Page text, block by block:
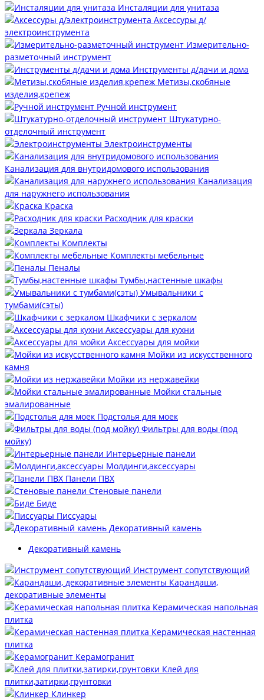
Инсталяции для унитаза
Аксессуры д/
электроинструмента
Измерительно-
разметочный инструмент
Инструменты д/дачи и дома
Метизы,скобяные
изделия,крепеж
Ручной инструмент
Штукатурно-
отделочный инструмент
Электроинструменты
Канализация для внутридомового использования
Канализация
для наружнего использования
Краска
Расходник для краски
Зеркала
Комплекты
Комплекты мебельные
Пеналы
Тумбы,настенные шкафы
Умывальники с
тумбами(сэты)
Шкафчики с зеркалом
Аксессуары для кухни
Аксессуары для мойки
Мойки из искусственного
камня
Мойки из нержавейки
Мойки стальные
эмалированные
Подстолья для моек
Фильтры для воды (под
мойку)
Интерьерные панели
Молдинги,аксессуары
Панели ПВХ
Стеновые панели
Биде
Писсуары
Декоративный камень
Декоративный камень
Инструмент сопутствующий
Карандаши,
декоративные элементы
Керамическая напольная
плитка
Керамическая настенная
плитка
Керамогранит
Клей для
плитки,затирки,грунтовки
Клинкер